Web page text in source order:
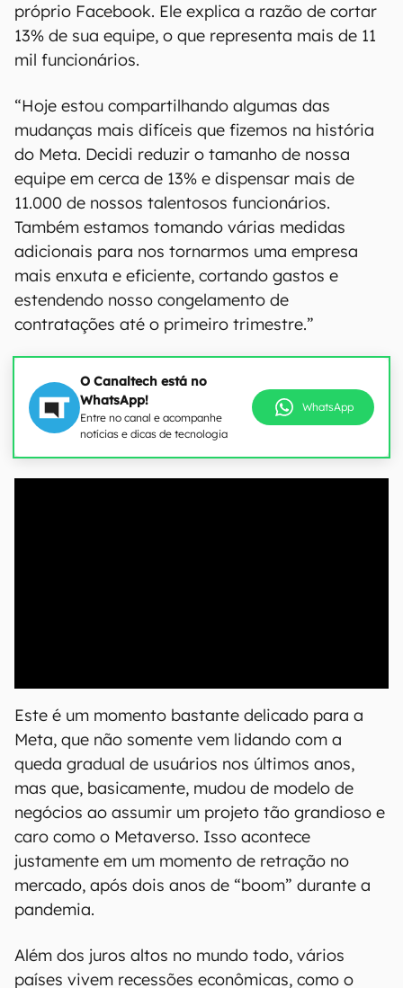
próprio Facebook. Ele explica a razão de cortar
13% de sua equipe, o que representa mais de 11
mil funcionários.
“Hoje estou compartilhando algumas das
mudanças mais difíceis que fizemos na história
do Meta. Decidi reduzir o tamanho de nossa
equipe em cerca de 13% e dispensar mais de
11.000 de nossos talentosos funcionários.
Também estamos tomando várias medidas
adicionais para nos tornarmos uma empresa
mais enxuta e eficiente, cortando gastos e
estendendo nosso congelamento de
contratações até o primeiro trimestre.”
O Canaltech está no
WhatsApp!
Entre no canal e acompanhe
notícias e dicas de tecnologia
WhatsApp
Este é um momento bastante delicado para a
Meta, que não somente vem lidando com a
queda gradual de usuários nos últimos anos,
mas que, basicamente, mudou de modelo de
negócios ao assumir um projeto tão grandioso e
caro como o Metaverso. Isso acontece
justamente em um momento de retração no
mercado, após dois anos de “boom” durante a
pandemia.
Além dos juros altos no mundo todo, vários
países vivem recessões econômicas, como o